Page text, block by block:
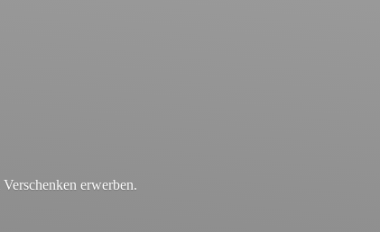
Verschenken erwerben.